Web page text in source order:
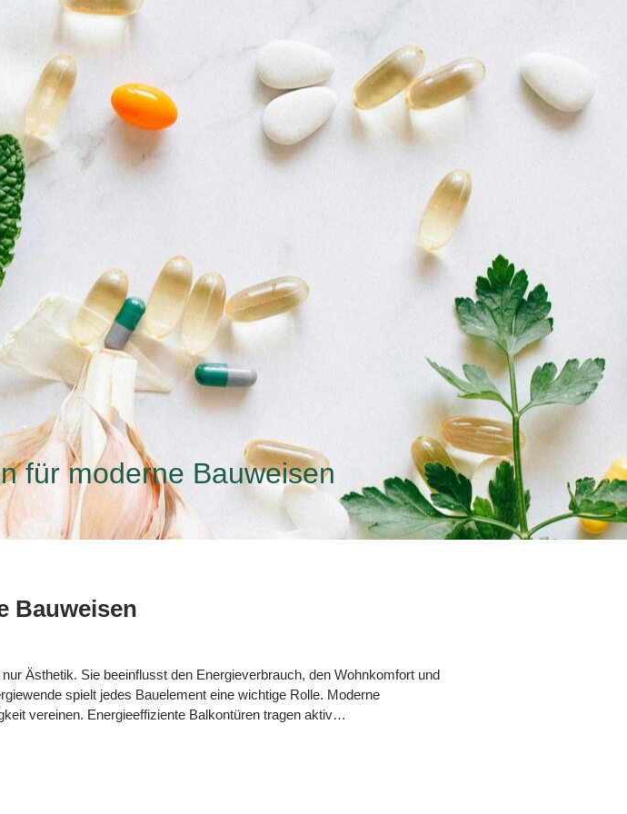
für moderne Bauweisen
Bauweisen
Ästhetik. Sie beeinflusst den Energieverbrauch, den Wohnkomfort und
spielt jedes Bauelement eine wichtige Rolle. Moderne
vereinen. Energieeffiziente Balkontüren tragen aktiv…